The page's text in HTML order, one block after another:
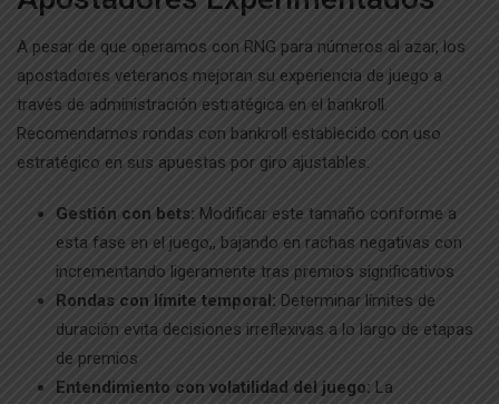
A pesar de que operamos con RNG para números al azar, los
apostadores veteranos mejoran su experiencia de juego a
través de administración estratégica en el bankroll.
Recomendamos rondas con bankroll establecido con uso
estratégico en sus apuestas por giro ajustables.
Gestión con bets: Modificar este tamaño conforme a
esta fase en el juego,, bajando en rachas negativas con
incrementando ligeramente tras premios significativos
Rondas con límite temporal: Determinar límites de
duración evita decisiones irreflexivas a lo largo de etapas
de premios
Entendimiento con volatilidad del juego: La